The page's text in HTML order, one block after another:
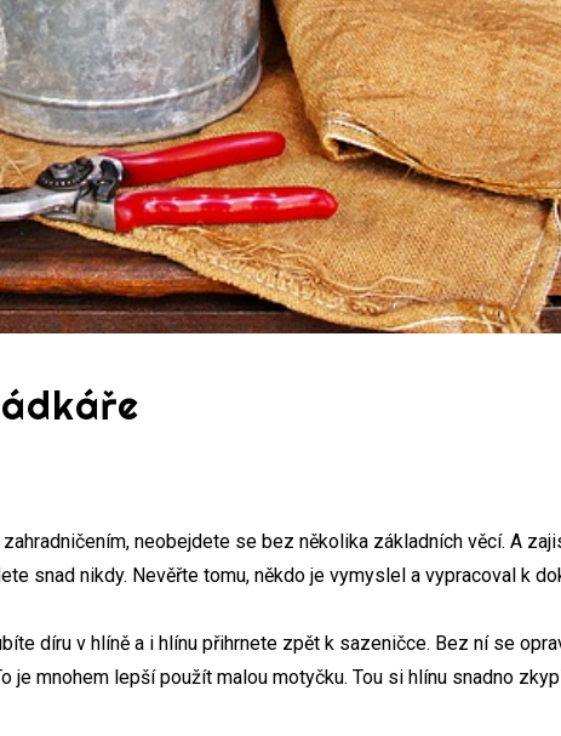
neobejdete se bez několika základních věcí. A
snad nikdy. Nevěřte tomu, někdo je vymyslel a vypracoval k
díru v hlíně a i hlínu přihrnete zpět k sazeničce. Bez ní se
je mnohem lepší použít malou motyčku. Tou si hlínu snadno